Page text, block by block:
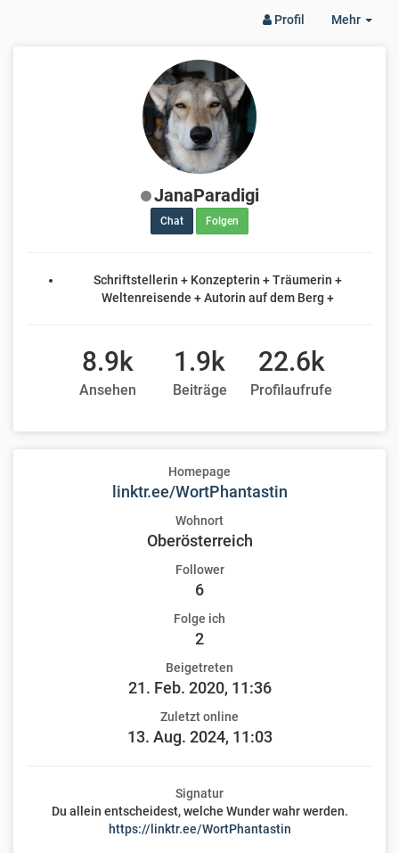
Mehr
Profil
JanaParadigi
Chat Folgen
Schriftstellerin + Konzepterin + Träumerin +
Weltenreisende + Autorin auf dem Berg +
8.9k
Ansehen
1.9k
Beiträge
22.6k
Profilaufrufe
Homepage
linktr.ee/WortPhantastin
Wohnort
Oberösterreich
Follower
6
Folge ich
2
Beigetreten
21. Feb. 2020, 11:36
Zuletzt online
13. Aug. 2024, 11:03
Signatur
Du allein entscheidest, welche Wunder wahr werden.
https://linktr.ee/WortPhantastin